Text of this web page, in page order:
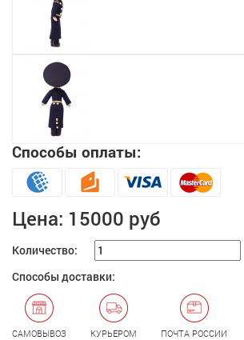
Способы оплаты:
Цена: 15000 руб
Количество:
Способы доставки:
САМОВЫВОЗ КУРЬЕРОМ ПОЧТА РОССИИ